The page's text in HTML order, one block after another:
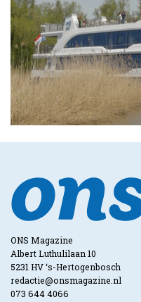
ONS Magazine
Albert Luthulilaan 10
5231 HV ‘s-Hertogenbosch
redactie@onsmagazine.nl
073 644 4066